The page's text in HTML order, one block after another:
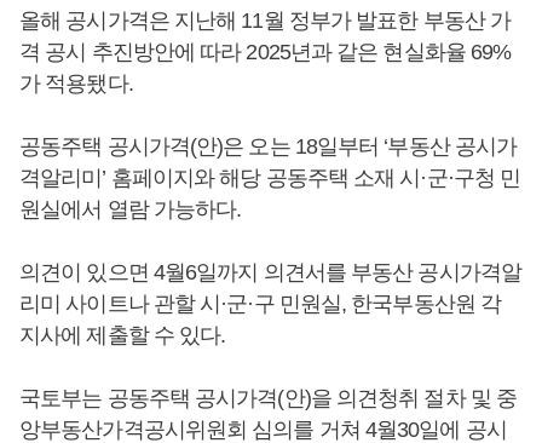
올해 공시가격은 지난해 11월 정부가 발표한 부동산 가
격 공시 추진방안에 따라 2025년과 같은 현실화율 69%
가 적용됐다.
공동주택 공시가격(안)은 오는 18일부터 ‘부동산 공시가
격알리미’ 홈페이지와 해당 공동주택 소재 시·군·구청 민
원실에서 열람 가능하다.
의견이 있으면 4월6일까지 의견서를 부동산 공시가격알
리미 사이트나 관할 시·군·구 민원실, 한국부동산원 각
지사에 제출할 수 있다.
국토부는 공동주택 공시가격(안)을 의견청취 절차 및 중
앙부동산가격공시위원회 심의를 거쳐 4월30일에 공시